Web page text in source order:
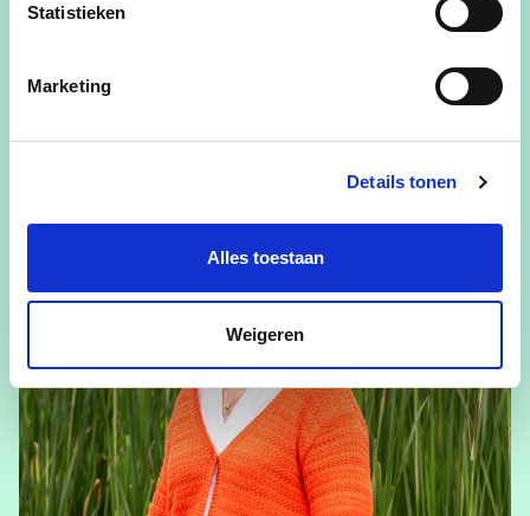
Statistieken
Marketing
Details tonen
Alles toestaan
Weigeren
Onze mensen in
Opwijk